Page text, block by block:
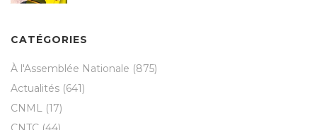
CATÉGORIES
À l'Assemblée Nationale (875)
Actualités (641)
CNML (17)